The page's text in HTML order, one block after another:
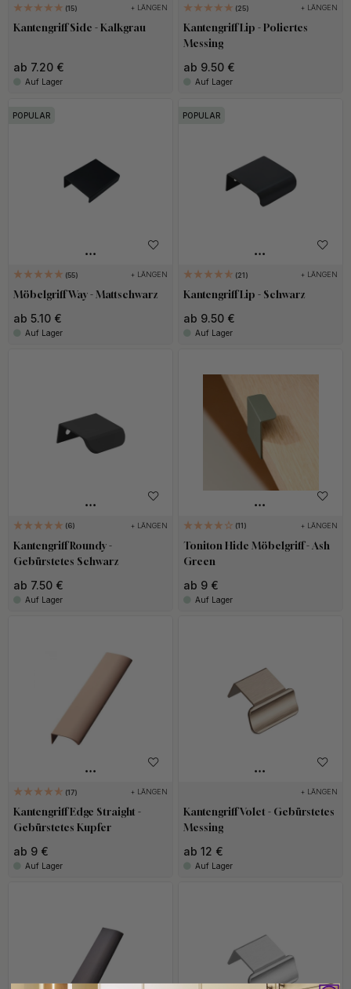
15 + LÄNGEN
Kantengriff Side - Kalkgrau
ab 7.20 €
Auf Lager
25 + LÄNGEN
Kantengriff Lip - Poliertes
Messing
ab 9.50 €
Auf Lager
POPULAR
55 + LÄNGEN
Möbelgriff Way - Mattschwarz
ab 5.10 €
Auf Lager
POPULAR
21 + LÄNGEN
Kantengriff Lip - Schwarz
ab 9.50 €
Auf Lager
6 + LÄNGEN
Kantengriff Roundy -
Gebürstetes Schwarz
ab 7.50 €
Auf Lager
11 + LÄNGEN
Toniton Hide Möbelgriff - Ash
Green
ab 9 €
Auf Lager
17 + LÄNGEN
Kantengriff Edge Straight -
Gebürstetes Kupfer
ab 9 €
Auf Lager
+ LÄNGEN
Kantengriff Volet - Gebürstetes
Messing
ab 12 €
Auf Lager